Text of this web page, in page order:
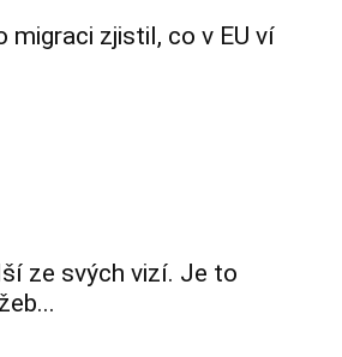
migraci zjistil, co v EU ví
ze svých vizí. Je to